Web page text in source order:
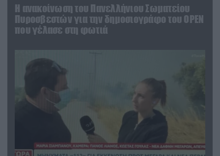
Η ανακοίνωση του Πανελλήνιου Σωματείου
Πυροσβεστών για την δημοσιογράφο του OPEN
που γέλασε στη φωτιά